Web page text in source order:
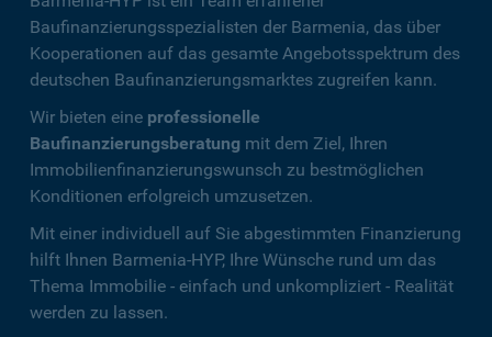
Baufinanzierungsspezialisten der Barmenia, das über
Kooperationen auf das gesamte Angebotsspektrum des
deutschen Baufinanzierungsmarktes zugreifen kann.
Wir bieten eine professionelle
Baufinanzierungsberatung mit dem Ziel, Ihren
Immobilienfinanzierungswunsch zu bestmöglichen
Konditionen erfolgreich umzusetzen.
Mit einer individuell auf Sie abgestimmten Finanzierung
hilft Ihnen Barmenia-HYP, Ihre Wünsche rund um das
Thema Immobilie - einfach und unkompliziert - Realität
werden zu lassen.